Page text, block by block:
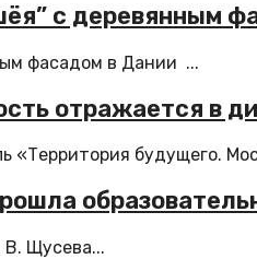
с деревянным
фасадом в Дании ...
отражается в
«Территория будущего.
В. Щусева...